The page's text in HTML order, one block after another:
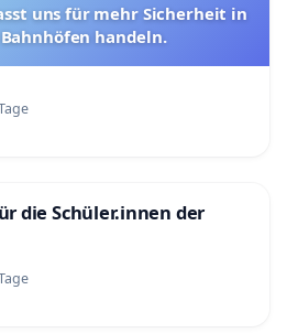
uns für mehr Sicherheit in
handeln.
die Schüler.innen der